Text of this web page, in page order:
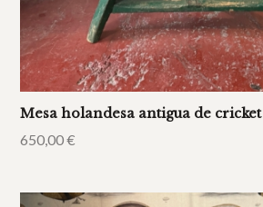
Mesa holandesa antigua de cricket
650,00€